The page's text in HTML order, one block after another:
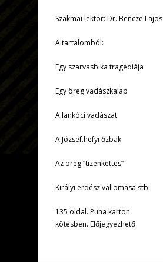
Szakmai lektor: Dr. Bencze Lajos
A tartalomból:
Egy szarvasbika tragédiája
Egy öreg vadászkalap
A lankóci vadászat
A József.hefyi őzbak
Az öreg “tizenkettes”
Királyi erdész vallomása stb.
135 oldal. Puha karton
kötésben. Előjegyezhető